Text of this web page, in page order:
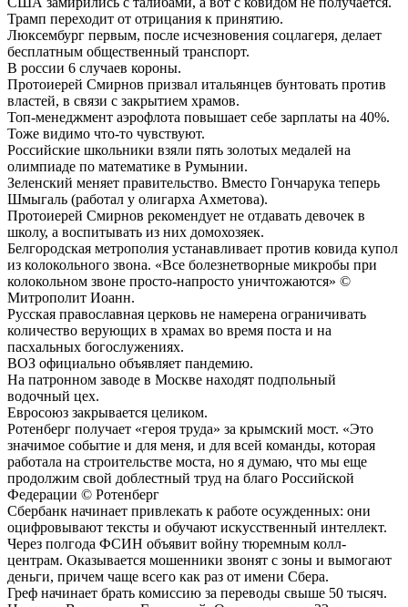
Трамп переходит от отрицания к принятию.
Люксембург первым, после исчезновения соцлагеря, делает
бесплатным общественный транспорт.
В россии 6 случаев короны.
Протоиерей Смирнов призвал итальянцев бунтовать против
властей, в связи с закрытием храмов.
Топ-менеджмент аэрофлота повышает себе зарплаты на 40%.
Тоже видимо что-то чувствуют.
Российские школьники взяли пять золотых медалей на
олимпиаде по математике в Румынии.
Зеленский меняет правительство. Вместо Гончарука теперь
Шмыгаль (работал у олигарха Ахметова).
Протоиерей Смирнов рекомендует не отдавать девочек в
школу, а воспитывать из них домохозяек.
Белгородская метрополия устанавливает против ковида купол
из колокольного звона. «Все болезнетворные микробы при
колокольном звоне просто-напросто уничтожаются» ©
Митрополит Иоанн.
Русская православная церковь не намерена ограничивать
количество верующих в храмах во время поста и на
пасхальных богослужениях.
ВОЗ официально объявляет пандемию.
На патронном заводе в Москве находят подпольный
водочный цех.
Евросоюз закрывается целиком.
Ротенберг получает «героя труда» за крымский мост. «Это
значимое событие и для меня, и для всей команды, которая
работала на строительстве моста, но я думаю, что мы еще
продолжим свой доблестный труд на благо Российской
Федерации © Ротенберг
Сбербанк начинает привлекать к работе осужденных: они
оцифровывают тексты и обучают искусственный интеллект.
Через полгода ФСИН объявит войну тюремным колл-
центрам. Оказывается мошенники звонят с зоны и вымогают
деньги, причем чаще всего как раз от имени Сбера.
Греф начинает брать комиссию за переводы свыше 50 тысяч.